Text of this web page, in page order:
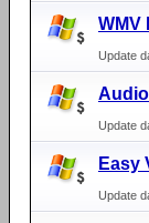
WMV
Update
Update
Easy
Update